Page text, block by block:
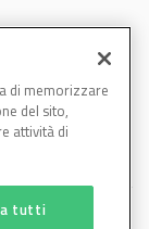
di memorizzare
del sito,
attività di
tutti